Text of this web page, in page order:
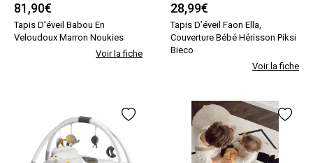
81,90€
Tapis D’éveil Babou En
Veloudoux Marron Noukies
Voir la fiche
28,99€
Tapis D’éveil Faon Ella,
Couverture Bébé Hérisson Piksi
Bieco
Voir la fiche